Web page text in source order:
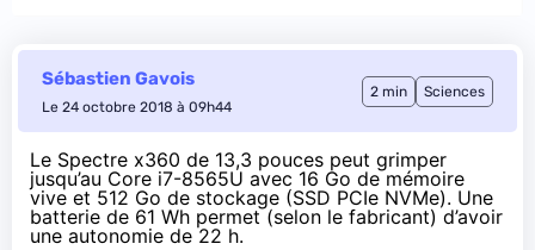
Sébastien Gavois
Le 24 octobre 2018 à 09h44
2 min Sciences
Le Spectre x360 de 13,3 pouces peut grimper
jusqu’au Core i7-8565U avec 16 Go de mémoire
vive et 512 Go de stockage (SSD PCIe NVMe). Une
batterie de 61 Wh permet (selon le fabricant) d’avoir
une autonomie de 22 h.